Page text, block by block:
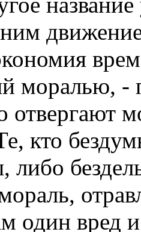
моралью, -
отвергают
кто
либо
один вред